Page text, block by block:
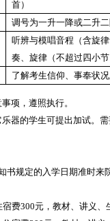
首）
调号为一升一降或二升
听辨与模唱音程（含旋
奏、旋律（不超过四小
了解考生信仰、事奉状
项，遵照执行。
器的学生可提出加试。
书规定的入学日期准时
宿费300元，教材、讲义、